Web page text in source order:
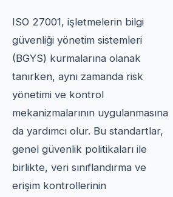
ISO 27001, işletmelerin bilgi
güvenliği yönetim sistemleri
(BGYS) kurmalarına olanak
tanırken, aynı zamanda risk
yönetimi ve kontrol
mekanizmalarının uygulanmasına
da yardımcı olur. Bu standartlar,
genel güvenlik politikaları ile
birlikte, veri sınıflandırma ve
erişim kontrollerinin